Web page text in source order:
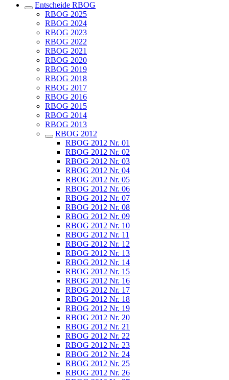
Entscheide RBOG
RBOG 2025
RBOG 2024
RBOG 2023
RBOG 2022
RBOG 2021
RBOG 2020
RBOG 2019
RBOG 2018
RBOG 2017
RBOG 2016
RBOG 2015
RBOG 2014
RBOG 2013
RBOG 2012
RBOG 2012 Nr. 01
RBOG 2012 Nr. 02
RBOG 2012 Nr. 03
RBOG 2012 Nr. 04
RBOG 2012 Nr. 05
RBOG 2012 Nr. 06
RBOG 2012 Nr. 07
RBOG 2012 Nr. 08
RBOG 2012 Nr. 09
RBOG 2012 Nr. 10
RBOG 2012 Nr. 11
RBOG 2012 Nr. 12
RBOG 2012 Nr. 13
RBOG 2012 Nr. 14
RBOG 2012 Nr. 15
RBOG 2012 Nr. 16
RBOG 2012 Nr. 17
RBOG 2012 Nr. 18
RBOG 2012 Nr. 19
RBOG 2012 Nr. 20
RBOG 2012 Nr. 21
RBOG 2012 Nr. 22
RBOG 2012 Nr. 23
RBOG 2012 Nr. 24
RBOG 2012 Nr. 25
RBOG 2012 Nr. 26